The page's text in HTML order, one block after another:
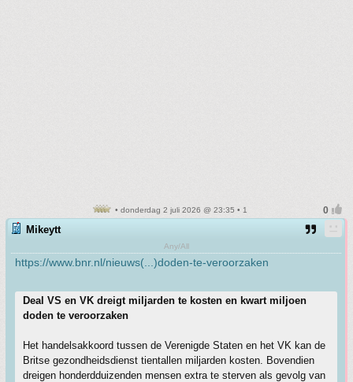
• donderdag 2 juli 2026 @ 23:35 • 1
Mikeytt
Any/All
https://www.bnr.nl/nieuws(...)doden-te-veroorzaken
Deal VS en VK dreigt miljarden te kosten en kwart miljoen
doden te veroorzaken
Het handelsakkoord tussen de Verenigde Staten en het VK kan de
Britse gezondheidsdienst tientallen miljarden kosten. Bovendien
dreigen honderdduizenden mensen extra te sterven als gevolg van